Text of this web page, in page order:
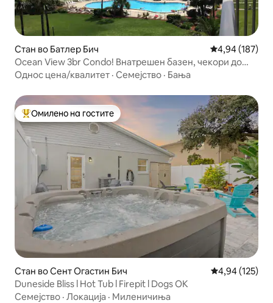
Стан во Батлер Бич Просечна
4,94 (187)
Ocean View 3br Condo! Внатрешен базен, чекори до
плажа
Однос цена/квалитет · Семејство · Бања
Меѓу најуспешните „Омилени на гостите“
Омилено на гостите
Стан во Сент Огастин Бич Просечна
4,94 (125)
Duneside Bliss l Hot Tub l Firepit l Dogs OK
Семејство · Локација · Миленичиња